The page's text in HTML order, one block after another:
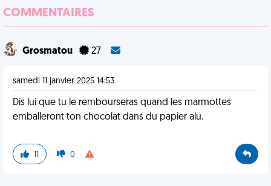
COMMENTAIRES
Grosmatou 27
samedi 11 janvier 2025 14:53
Dis lui que tu le rembourseras quand les marmottes
emballeront ton chocolat dans du papier alu.
11 0